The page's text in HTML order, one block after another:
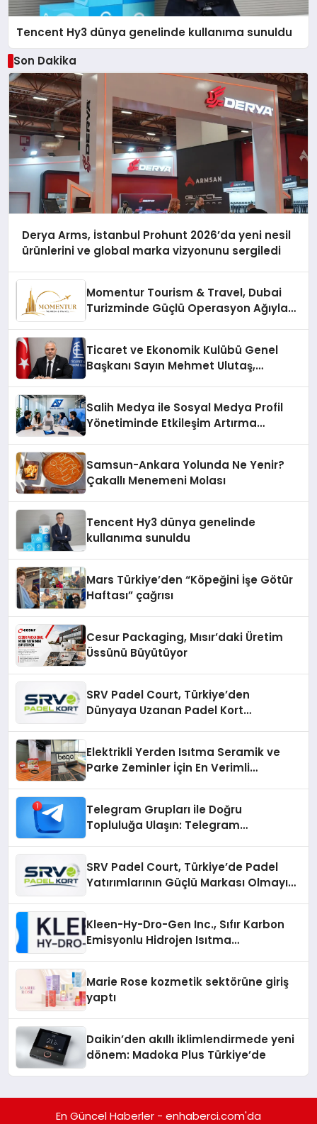
Tencent Hy3 dünya genelinde kullanıma sunuldu
Son Dakika
Derya Arms, İstanbul Prohunt 2026’da yeni nesil
ürünlerini ve global marka vizyonunu sergiledi
Momentur Tourism & Travel, Dubai
Turizminde Güçlü Operasyon Ağıyla
Ticaret ve Ekonomik Kulübü Genel
Başkanı Sayın Mehmet Ulutaş,
Salih Medya ile Sosyal Medya Profil
Yönetiminde Etkileşim Artırma
Samsun-Ankara Yolunda Ne Yenir?
Çakallı Menemeni Molası
Tencent Hy3 dünya genelinde
kullanıma sunuldu
Mars Türkiye’den “Köpeğini İşe Götür
Haftası” çağrısı
Cesur Packaging, Mısır’daki Üretim
Üssünü Büyütüyor
SRV Padel Court, Türkiye’den
Dünyaya Uzanan Padel Kort
Elektrikli Yerden Isıtma Seramik ve
Parke Zeminler İçin En Verimli
Telegram Grupları ile Doğru
Topluluğa Ulaşın: Telegram
SRV Padel Court, Türkiye’de Padel
Yatırımlarının Güçlü Markası Olmayı
Kleen-Hy-Dro-Gen Inc., Sıfır Karbon
Emisyonlu Hidrojen Isıtma
Marie Rose kozmetik sektörüne giriş
yaptı
Daikin’den akıllı iklimlendirmede yeni
dönem: Madoka Plus Türkiye’de
En Güncel Haberler - enhaberci.com'da